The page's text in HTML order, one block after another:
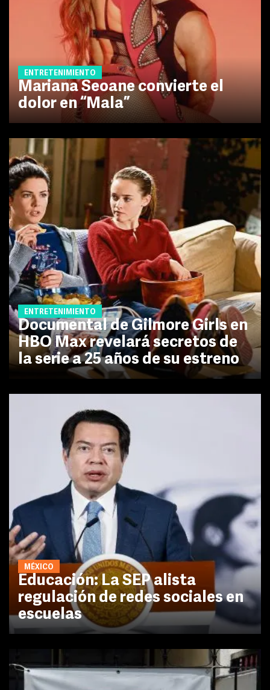
ENTRETENIMIENTO
Mariana Seoane convierte el
dolor en “Mala”
ENTRETENIMIENTO
Documental de Gilmore Girls en
HBO Max revelará secretos de
la serie a 25 años de su estreno
MÉXICO
Educación: La SEP alista
regulación de redes sociales en
escuelas